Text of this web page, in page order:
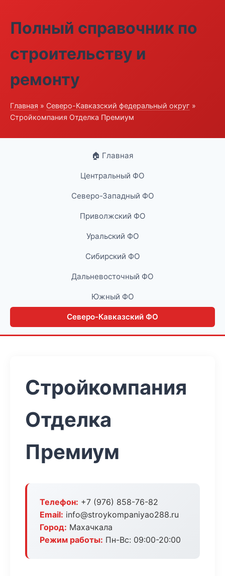
Полный справочник по
строительству и
ремонту
Главная » Северо-Кавказский федеральный округ »
Стройкомпания Отделка Премиум
🏠 Главная
Центральный ФО
Северо-Западный ФО
Приволжский ФО
Уральский ФО
Сибирский ФО
Дальневосточный ФО
Южный ФО
Северо-Кавказский ФО
Стройкомпания
Отделка
Премиум
Телефон: +7 (976) 858-76-82
Email: info@stroykompaniyao288.ru
Город: Махачкала
Режим работы: Пн-Вс: 09:00-20:00